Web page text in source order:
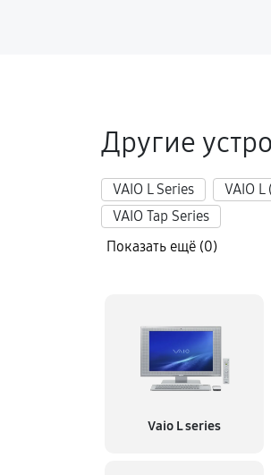
Другие
VAIO L Series VAIO L
VAIO Tap Series
Показать ещё (0)
Vaio L series